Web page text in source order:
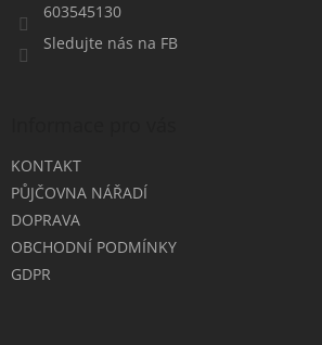
603545130
Sledujte nás na FB
KONTAKT
PŮJČOVNA NÁŘADÍ
DOPRAVA
OBCHODNÍ PODMÍNKY
GDPR